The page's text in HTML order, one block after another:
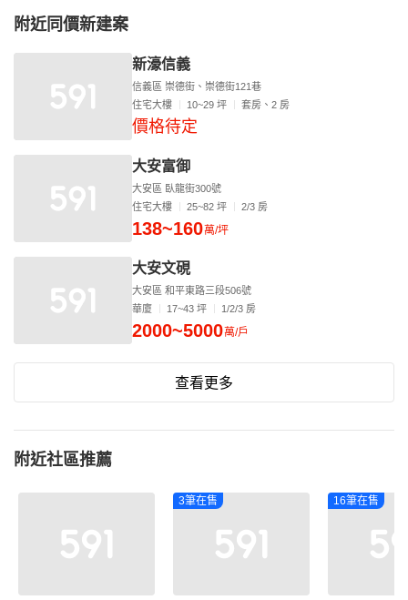
附近同價新建案
新濠信義
信義區 崇德街、崇德街121巷
住宅大樓
10~29 坪 套房、2 房
價格待定
大安富御
大安區 臥龍街300號
住宅大樓
25~82 坪 2/3 房
138~160萬/坪
大安文硯
大安區 和平東路三段506號
華廈
17~43 坪 1/2/3 房
2000~5000萬/戶
查看更多
附近社區推薦
3筆在售 16筆在售